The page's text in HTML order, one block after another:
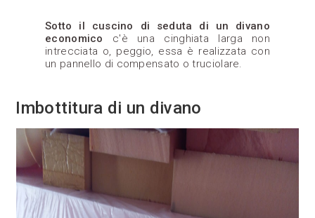
Sotto il cuscino di seduta di un divano
economico c'è una cinghiata larga non
intrecciata o, peggio, essa è realizzata con
un pannello di compensato o truciolare.
Imbottitura di un divano